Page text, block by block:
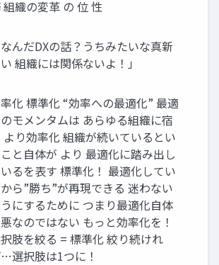
組織の変⾰ の 位 性
なんだDXの話？うちみたいな真新
組織には関係ないよ！」
化 標準化 “効率への最適化” 最適
モメンタムは あらゆる組織に宿
より効率化 組織が続いているとい
と⾃体が より 最適化に踏み出し
るを表す 標準化！ 最適化してい
ら”勝ち”が再現できる 迷わない
にするために つまり最適化⾃体
なのではない もっと効率化を！
肢を絞る = 標準化 絞り続けれ
選択肢は1つに！